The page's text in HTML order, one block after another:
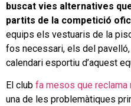
buscat vies alternatives
partits de la competició
equips els vestuaris de la
fos necessari, els del
calendari esportiu d’aquest
El club fa mesos que reclama
una de les problemàtiques